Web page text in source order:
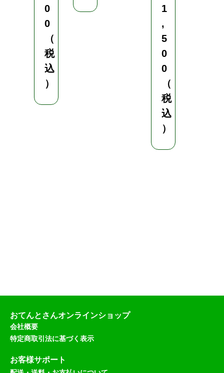
0
0
（
税
込
）
1
,
5
0
0
（
税
込
）
おてんとさんオンラインショップ
会社概要
特定商取引法に基づく表示
お客様サポート